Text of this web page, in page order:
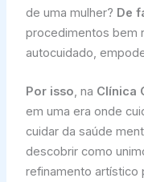
de uma mulher? De
procedimentos bem
autocuidado,
Por isso, na Clínica
em uma era onde
cuidar da saúde
descobrir como
refinamento artístico